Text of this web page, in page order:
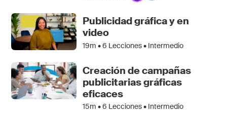
Publicidad gráfica y en
video
19m •6 Lecciones • Intermedio
Creación de campañas
publicitarias gráficas
eficaces
15m •6 Lecciones • Intermedio